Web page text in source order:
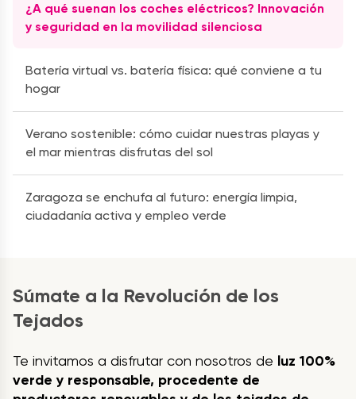
¿A qué suenan los coches eléctricos? Innovación
y seguridad en la movilidad silenciosa
Batería virtual vs. batería física: qué conviene a tu
hogar
Verano sostenible: cómo cuidar nuestras playas y
el mar mientras disfrutas del sol
Zaragoza se enchufa al futuro: energía limpia,
ciudadanía activa y empleo verde
Súmate a la Revolución de los
Tejados
Te invitamos a disfrutar con nosotros de luz 100%
verde y responsable, procedente de